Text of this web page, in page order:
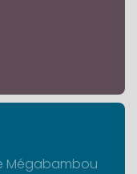
Mégabambou